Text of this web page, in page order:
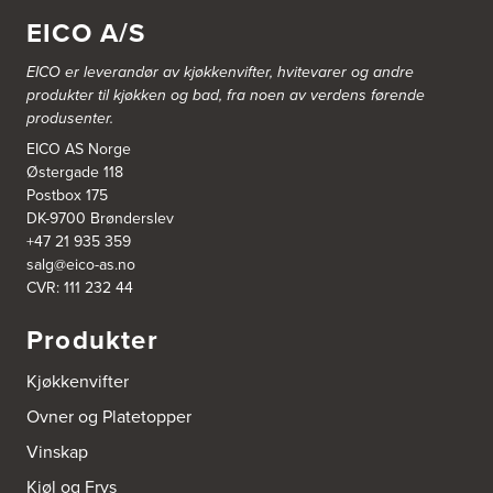
Tel.:99228877
Bergen Kjøkkensenter A/S
Hellevegen 228
5039 Bergen
Tel.:55-395060
Bjerkreim Trelast AS
Nesjane 7, Vikeså
4389 Vikeså
Tel.:51-454050
http://www.drommekjokken.no
Bjerks Trevarefabrikk AS
4325 Sandnes
Bjørnådal AS
Nordahl Griegsgt 8
EICO A/S
EICO er leverandør av kjøkkenvifter, hvitevarer og andre
produkter til kjøkken og bad, fra noen av verdens førende
produsenter.
EICO AS Norge
Østergade 118
Postbox 175
DK-9700 Brønderslev
+47 21 935 359
salg@eico-as.no
CVR: 111 232 44
Produkter
Kjøkkenvifter
Ovner og Platetopper
Vinskap
Kjøl og Frys